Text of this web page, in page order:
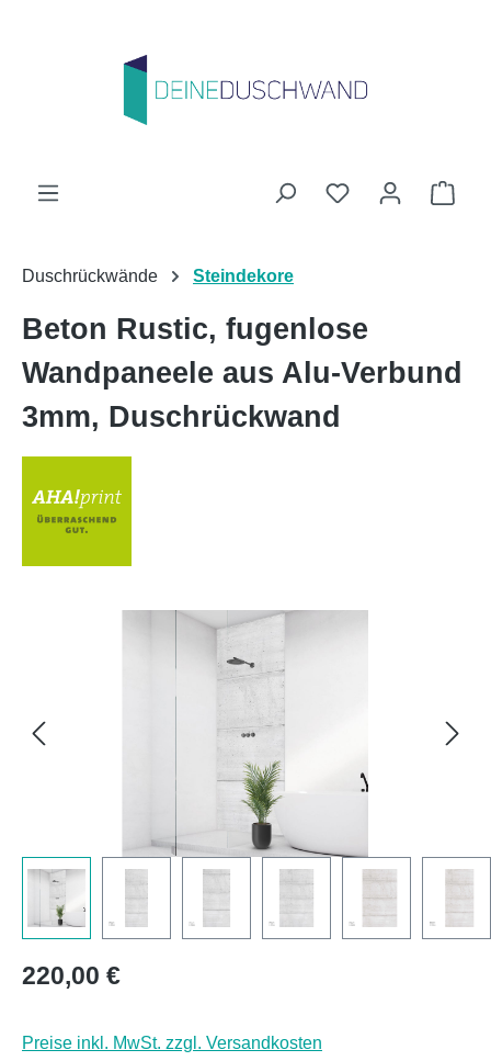
Du hast 0
Duschrückwände Steindekore
Beton Rustic, fugenlose
Wandpaneele aus Alu-Verbund
3mm, Duschrückwand
Regulärer Preis:
220,00 €
Preise inkl. MwSt. zzgl. Versandkosten